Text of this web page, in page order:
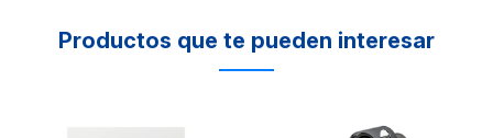
Productos que te pueden interesar